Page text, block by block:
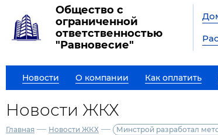
Общество с
ограниченной
ответственностью
"Равновесие"
Новости О компании Как оплатить
Новости ЖКХ
Главная — Новости ЖКХ — Минстрой разработал